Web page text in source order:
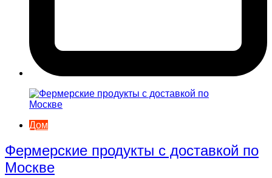
Дом
Фермерские продукты с доставкой по
Москве